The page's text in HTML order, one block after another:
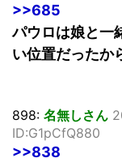
>>685
パウロは娘と一
い位置だったか
898: 名無しさん
ID:G1pCfQ880
>>838